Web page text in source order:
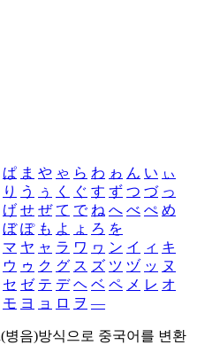
ぱ ま や ゃ ら わ ゎ ん い ぃ
り う ぅ く ぐ す ず つ づ っ
げ せ ぜ て で ね へ べ ぺ め
ぼ ぽ も よ ょ ろ を
マ ヤ ャ ラ ワ ヮ ン イ ィ キ
ウ ゥ ク グ ス ズ ツ ヅ ッ ヌ
セ ゼ テ デ ヘ ベ ペ メ レ オ
モ ヨ ョ ロ ヲ ―
병음)방식으로 중국어를 변환